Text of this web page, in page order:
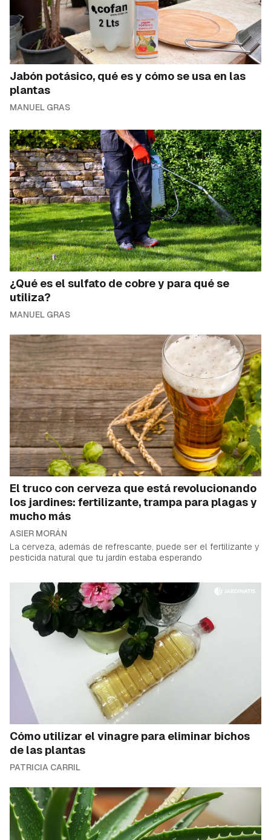
Jabón potásico, qué es y cómo se usa en las
plantas
MANUEL GRAS
¿Qué es el sulfato de cobre y para qué se
utiliza?
MANUEL GRAS
El truco con cerveza que está revolucionando
los jardines: fertilizante, trampa para plagas y
mucho más
ASIER MORÁN
La cerveza, además de refrescante, puede ser el fertilizante y
pesticida natural que tu jardín estaba esperando
Cómo utilizar el vinagre para eliminar bichos
de las plantas
PATRICIA CARRIL